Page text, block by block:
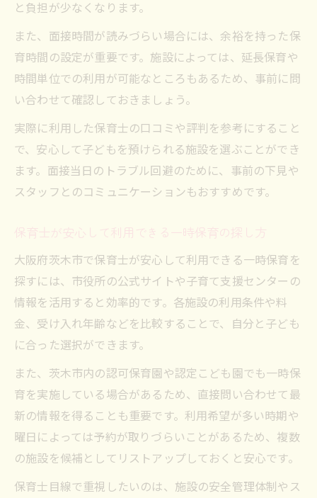
と負担が少なくなります。
また、面接時間が読みづらい場合には、余裕を持った保
育時間の設定が重要です。施設によっては、延長保育や
時間単位での利用が可能なところもあるため、事前に問
い合わせて確認しておきましょう。
実際に利用した保育士の口コミや評判を参考にすること
で、安心して子どもを預けられる施設を選ぶことができ
ます。面接当日のトラブル回避のために、事前の下見や
スタッフとのコミュニケーションもおすすめです。
保育士が安心して利用できる一時保育の探し方
大阪府茨木市で保育士が安心して利用できる一時保育を
探すには、市役所の公式サイトや子育て支援センターの
情報を活用すると効率的です。各施設の利用条件や料
金、受け入れ年齢などを比較することで、自分と子ども
に合った選択ができます。
また、茨木市内の認可保育園や認定こども園でも一時保
育を実施している場合があるため、直接問い合わせて最
新の情報を得ることも重要です。利用希望が多い時期や
曜日によっては予約が取りづらいことがあるため、複数
の施設を候補としてリストアップしておくと安心です。
保育士目線で重視したいのは、施設の安全管理体制やス